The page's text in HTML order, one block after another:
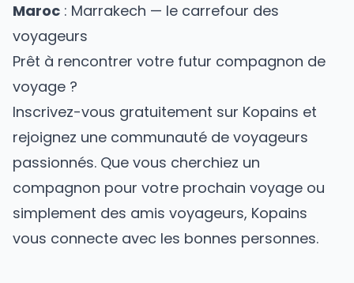
Maroc : Marrakech — le carrefour des
voyageurs
Prêt à rencontrer votre futur compagnon de
voyage ?
Inscrivez-vous gratuitement sur Kopains et
rejoignez une communauté de voyageurs
passionnés. Que vous cherchiez un
compagnon pour votre prochain voyage ou
simplement des amis voyageurs, Kopains
vous connecte avec les bonnes personnes.